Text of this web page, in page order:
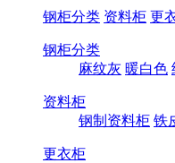
钢柜分类 资料柜 更
钢柜分类
麻纹灰 暖白色
资料柜
钢制资料柜 铁
更衣柜